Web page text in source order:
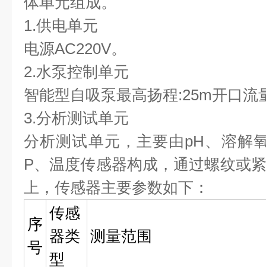
1.供电单元
电源AC220V。
2.水泵控制单元
智能型自吸泵最高扬程:25m开口流
3.分析测试单元
分析测试单元，主要由pH、溶解
P、温度传感器构成，通过螺纹或
上，传感器主要参数如下：
序
号
传感
器类
型
测量范围